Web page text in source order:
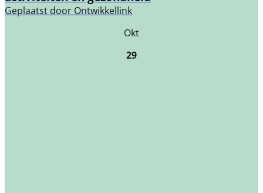
Geplaatst door Ontwikkellink
Okt
29